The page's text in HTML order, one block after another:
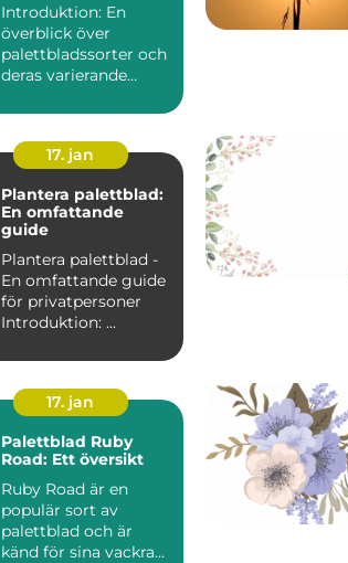
Introduktion: En
överblick över
palettbladssorter och
deras varierande
Coleu...
17. jan
Plantera palettblad:
En omfattande
guide
Plantera palettblad -
En omfattande guide
för privatpersoner
Introduktion: ...
17. jan
Palettblad Ruby
Road: Ett översikt
Ruby Road är en
populär sort av
palettblad och är
känd för sina vackra